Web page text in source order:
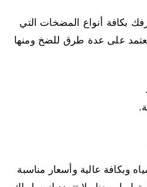
بكافة أنواع المضخات التي
على عدة طرق للضخ ومنها
وبكافة عالية وأسعار مناسبة